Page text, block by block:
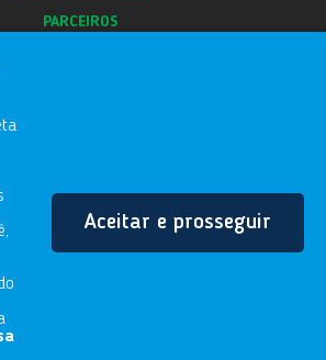
Aceitar e prosseguir
PARCEIROS
COM A GENTE
Gaspar Conqueiro, 255
Vitória | Mogi das Cruzes/SP